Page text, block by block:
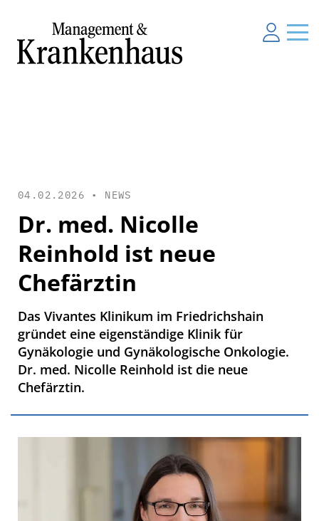
04.02.2026 • NEWS
Dr. med. Nicolle
Reinhold ist neue
Chefärztin
Das Vivantes Klinikum im Friedrichshain
gründet eine eigenständige Klinik für
Gynäkologie und Gynäkologische Onkologie.
Dr. med. Nicolle Reinhold ist die neue
Chefärztin.